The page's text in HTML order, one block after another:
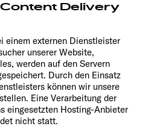
Delivery
einem externen Dienstleister
unserer Website,
werden auf den Servern
Durch den Einsatz
können wir unsere
Eine Verarbeitung der
eingesetzten Hosting-Anbieter
nicht statt.